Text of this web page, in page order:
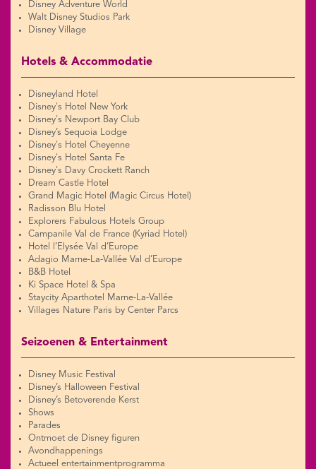
Disney Adventure World
Walt Disney Studios Park
Disney Village
Hotels & Accommodatie
Disneyland Hotel
Disney's Hotel New York
Disney's Newport Bay Club
Disney’s Sequoia Lodge
Disney's Hotel Cheyenne
Disney's Hotel Santa Fe
Disney's Davy Crockett Ranch
Dream Castle Hotel
Grand Magic Hotel (Magic Circus Hotel)
Radisson Blu Hotel
Explorers Fabulous Hotels Group
Campanile Val de France (Kyriad Hotel)
Hotel l’Elysée Val d’Europe
Adagio Marne-La-Vallée Val d’Europe
B&B Hotel
Ki Space Hotel & Spa
Staycity Aparthotel Marne-La-Vallée
Villages Nature Paris by Center Parcs
Seizoenen & Entertainment
Disney Music Festival
Disney’s Halloween Festival
Disney’s Betoverende Kerst
Shows
Parades
Ontmoet de Disney figuren
Avondhappenings
Actueel entertainmentprogramma